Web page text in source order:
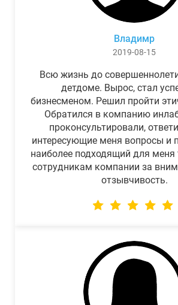
Владимр
2019-08-15
Всю жизнь до
детдоме. Вырос, стал
бизнесменом. Решил пройти
Обратился в компанию
проконсультировали,
интересующие меня вопросы и
наиболее подходящий для меня
сотрудникам компании за
отзывчивость.